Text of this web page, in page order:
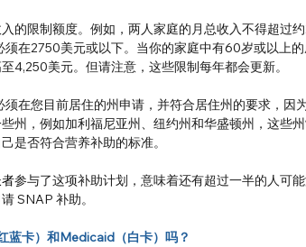
的限制额度。例如，两人家庭的月总收入不得超过
在2750美元或以下。当你的家庭中有60岁或以上
4,250美元。但请注意，这些限制每年都会更新。
在您目前居住的州申请，并符合居住州的要求，因
州，例如加利福尼亚州、纽约州和华盛顿州，这些
是否符合营养补助的标准。
参与了这项补助计划，意味着还有超过一半的人可
SNAP 补助。
蓝卡）和Medicaid（白卡）吗？